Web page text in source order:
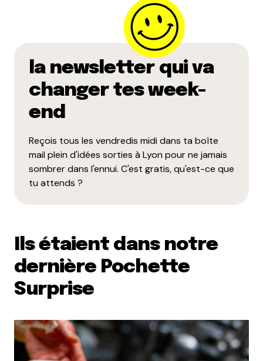
Enregistrer mon nom, mon e-mail et mon site dans le
navigateur pour mon prochain commentaire.
la newsletter qui va
changer tes week-
end
Reçois tous les vendredis midi dans ta boîte
mail plein d'idées sorties à Lyon pour ne jamais
sombrer dans l'ennui. C'est gratis, qu'est-ce que
tu attends ?
Ils étaient dans notre
dernière Pochette
Surprise